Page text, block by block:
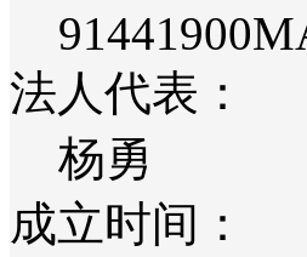
法人代表：
杨勇
成立时间：